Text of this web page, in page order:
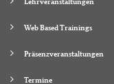
Web Based Trainings
Präsenzveranstaltungen
Termine